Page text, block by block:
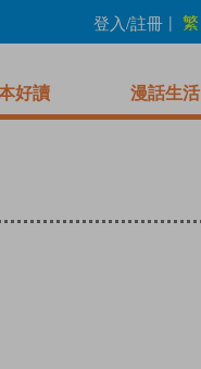
登入/註冊 | 繁
好讀 漫話生活